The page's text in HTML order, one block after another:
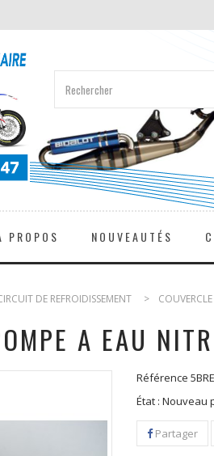
PROPOS NOUVEAUTÉS
DE REFROIDISSEMENT >
A EAU
Référence
État : Nouveau
Partager